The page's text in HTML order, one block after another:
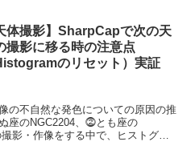
体撮影】SharpCapで次の天
撮影に移る時の注意点
のリセット）実証
の不自然な発色についての原因の推
座のNGC2204、⓶とも座の
影・作像をする中で、ヒストグラ